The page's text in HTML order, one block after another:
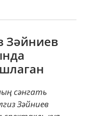
җитәкчесе,
башлады.
куя.